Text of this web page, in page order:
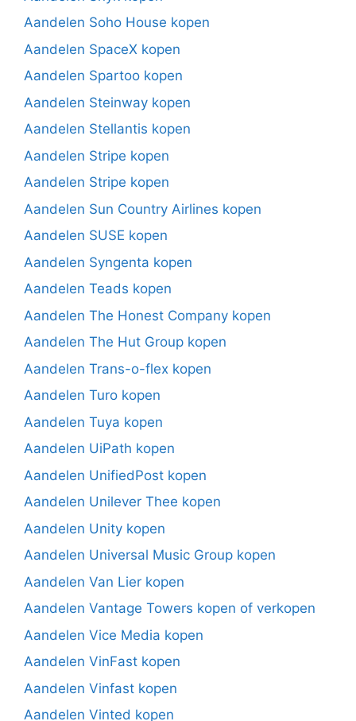
Aandelen Soho House kopen
Aandelen SpaceX kopen
Aandelen Spartoo kopen
Aandelen Steinway kopen
Aandelen Stellantis kopen
Aandelen Stripe kopen
Aandelen Stripe kopen
Aandelen Sun Country Airlines kopen
Aandelen SUSE kopen
Aandelen Syngenta kopen
Aandelen Teads kopen
Aandelen The Honest Company kopen
Aandelen The Hut Group kopen
Aandelen Trans-o-flex kopen
Aandelen Turo kopen
Aandelen Tuya kopen
Aandelen UiPath kopen
Aandelen UnifiedPost kopen
Aandelen Unilever Thee kopen
Aandelen Unity kopen
Aandelen Universal Music Group kopen
Aandelen Van Lier kopen
Aandelen Vantage Towers kopen of verkopen
Aandelen Vice Media kopen
Aandelen VinFast kopen
Aandelen Vinfast kopen
Aandelen Vinted kopen